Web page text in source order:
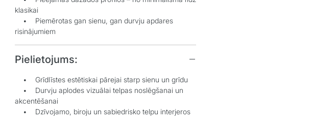
klasikai
• Piemērotas gan sienu, gan durvju apdares
risinājumiem
Pielietojums:
• Grīdlīstes estētiskai pārejai starp sienu un grīdu
• Durvju aplodes vizuālai telpas noslēgšanai un
akcentēšanai
• Dzīvojamo, biroju un sabiedrisko telpu interjeros